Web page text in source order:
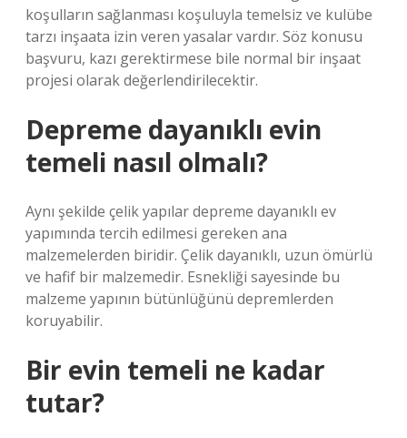
koşulların sağlanması koşuluyla temelsiz ve kulübe
tarzı inşaata izin veren yasalar vardır. Söz konusu
başvuru, kazı gerektirmese bile normal bir inşaat
projesi olarak değerlendirilecektir.
Depreme dayanıklı evin
temeli nasıl olmalı?
Aynı şekilde çelik yapılar depreme dayanıklı ev
yapımında tercih edilmesi gereken ana
malzemelerden biridir. Çelik dayanıklı, uzun ömürlü
ve hafif bir malzemedir. Esnekliği sayesinde bu
malzeme yapının bütünlüğünü depremlerden
koruyabilir.
Bir evin temeli ne kadar
tutar?